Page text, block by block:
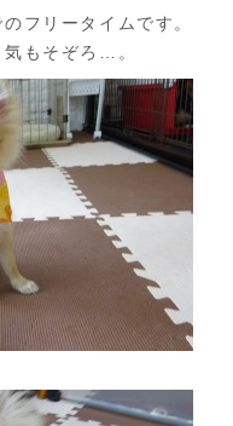
フリータイムです。
もそぞろ…。